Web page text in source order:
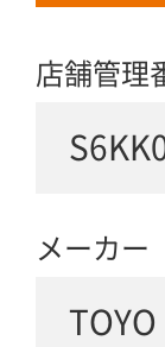
店舗管理
メーカー